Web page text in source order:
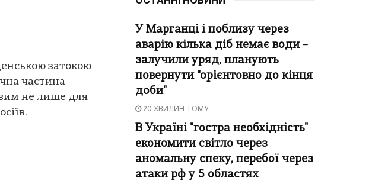
затокою
частина
не лише для
У Марганці і поблизу через
аварію кілька діб немає води –
залучили уряд, планують
повернути "орієнтовно до кінця
доби"
20 ХВИЛИН ТОМУ
В Україні "гостра необхідність"
економити світло через
аномальну спеку, перебої через
атаки рф у 5 областях